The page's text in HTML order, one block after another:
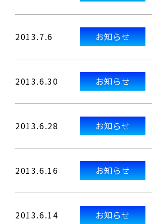
2013.7.6 お知らせ
2013.6.30 お知らせ
2013.6.28 お知らせ
2013.6.16 お知らせ
2013.6.14 お知らせ